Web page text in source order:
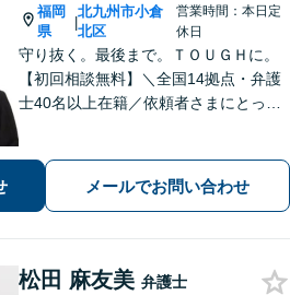
福岡
県
|
北九州市小倉
北区
営業時間：本日定
休日
守り抜く。最後まで。ＴＯＵＧＨに。
【初回相談無料】＼全国14拠点・弁護
士40名以上在籍／依頼者さまにとって
題/相続/交通事故/刑事事件など、ご相
談ください【夜間・休日対応】
メールでお問い合わせ
松田 麻友美 弁護士